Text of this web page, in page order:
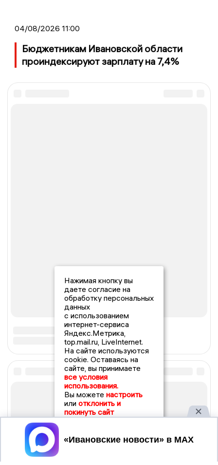
04/08/2026 11:00
Бюджетникам Ивановской области
проиндексируют зарплату на 7,4%
Нажимая кнопку вы
даете согласие на
обработку персональных
данных
с использованием
интернет-сервиса
Яндекс.Метрика,
top.mail.ru, LiveInternet.
На сайте используются
cookie. Оставаясь на
сайте, вы принимаете
все условия
использования.
Вы можете настроить
или отклонить и
покинуть сайт
Принять